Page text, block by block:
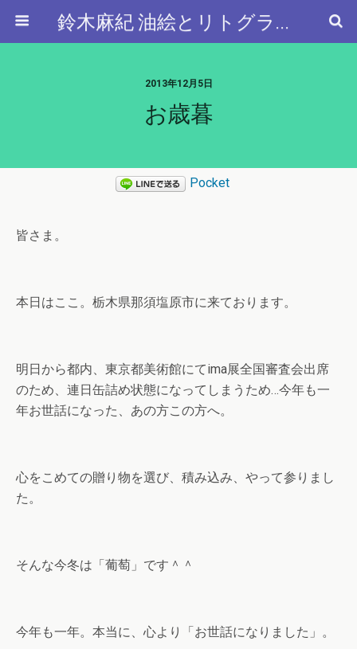
鈴木麻紀 油絵とリトグラフと…
2013年12月5日
お歳暮
Pocket
皆さま。
本日はここ。栃木県那須塩原市に来ております。
明日から都内、東京都美術館にてima展全国審査会出席
のため、連日缶詰め状態になってしまうため…今年も一
年お世話になった、あの方この方へ。
心をこめての贈り物を選び、積み込み、やって参りまし
た。
そんな今冬は「葡萄」です＾＾
今年も一年。本当に、心より「お世話になりました」。